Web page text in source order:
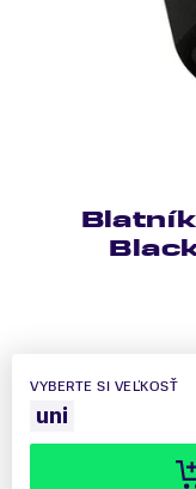
VYBERTE SI VEĽKOSŤ
uni